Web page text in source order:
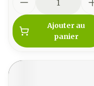
Ajouter au
panier